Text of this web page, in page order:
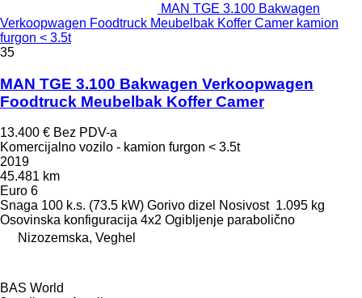
MAN TGE 3.100 Bakwagen
Verkoopwagen Foodtruck Meubelbak Koffer Camer kamion
furgon < 3.5t
35
MAN TGE 3.100 Bakwagen Verkoopwagen
Foodtruck Meubelbak Koffer Camer
13.400 € Bez PDV-a
Komercijalno vozilo - kamion furgon < 3.5t
2019
45.481 km
Euro 6
Snaga 100 k.s. (73.5 kW) Gorivo dizel Nosivost 1.095 kg
Osovinska konfiguracija 4x2 Ogibljenje parabolično
Nizozemska, Veghel
BAS World